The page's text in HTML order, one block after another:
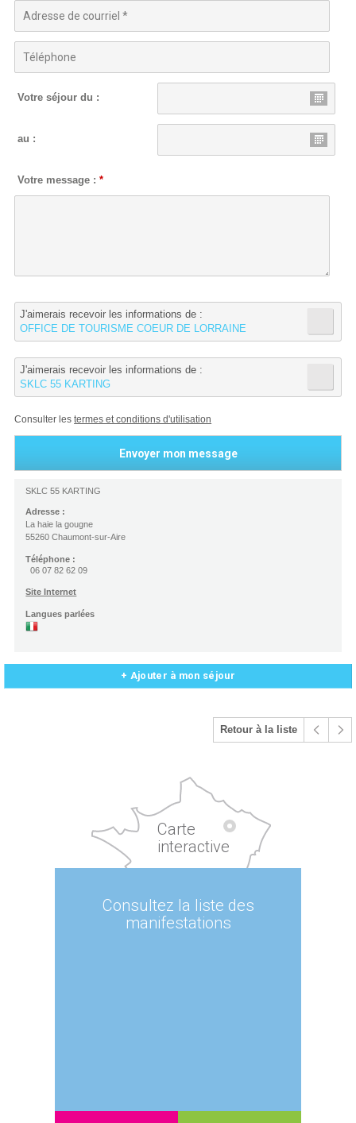
Votre séjour du :
au :
Votre message :*
J'aimerais recevoir les informations de :
OFFICE DE TOURISME COEUR DE LORRAINE
J'aimerais recevoir les informations de :
SKLC 55 KARTING
Consulter lestermes et conditions d'utilisation
SKLC 55 KARTING
Adresse :
La haie la gougne
55260 Chaumont-sur-Aire
Téléphone :
06 07 82 62 09
Site Internet
Langues parlées
+ Ajouter à mon séjour
Retour à la liste
Carte
interactive
Consultez la liste des
manifestations